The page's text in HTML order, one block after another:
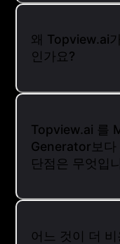
왜 Topview.ai
인가요?
Topview.ai 를
Generator보다
단점은 무엇입
어느 것이 더